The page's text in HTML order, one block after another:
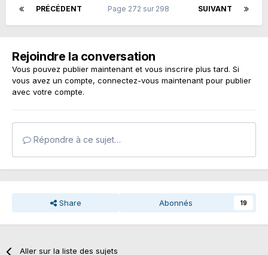
PRÉCÉDENT SUIVANT
Page 272 sur 298
Rejoindre la conversation
Vous pouvez publier maintenant et vous inscrire plus tard. Si
vous avez un compte, connectez-vous maintenant pour publier
avec votre compte.
Répondre à ce sujet…
Share Abonnés 19
Aller sur la liste des sujets